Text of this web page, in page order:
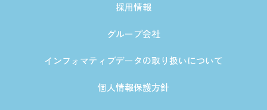
採用情報
グループ会社
インフォマティブデータの取り扱いについて
個人情報保護方針